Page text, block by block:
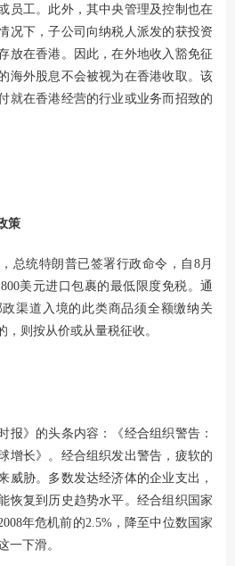
员工。此外，其中央管理及控制也在
况下，子公司向纳税人派发的获投资
放在香港。因此，在外地收入豁免征
海外股息不会被视为在香港收取。该
就在香港经营的行业或业务而招致的
策
总统特朗普已签署行政命令，自8月
美元进口包裹的最低限度免税。通
渠道入境的此类商品须全额缴纳关
则按从价或从量税征收。
报》的头条内容：《经合组织警告：
增长》。经合组织发出警告，疲软的
威胁。多数发达经济体的企业支出，
恢复到历史趋势水平。经合组织国家
年危机前的2.5%，降至中位数国家
一下滑。